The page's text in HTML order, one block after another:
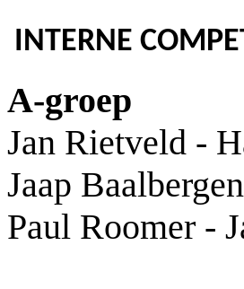
INTERNE
A-groep
Jan Rietveld -
Jaap
Paul Roomer -